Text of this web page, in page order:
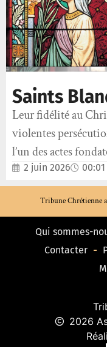
Saints
Leur fidélité au
violentes
l’un des actes
2 juin 2026 00:01
Tribune Chrétienne
Qui sommes-
Contacter
2026